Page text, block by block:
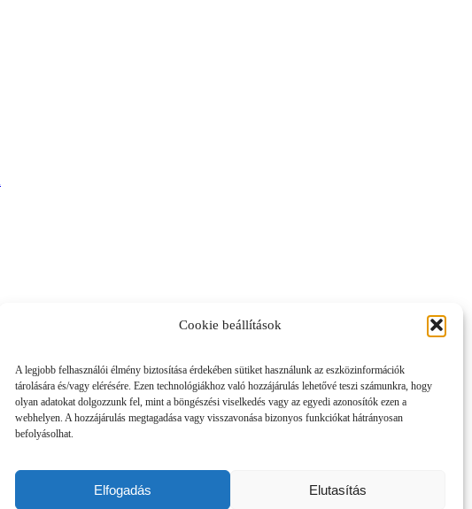
Cookie beállítások
A legjobb felhasználói élmény biztosítása érdekében sütiket használunk az eszközinformációk
tárolására és/vagy elérésére. Ezen technológiákhoz való hozzájárulás lehetővé teszi számunkra, hogy
olyan adatokat dolgozzunk fel, mint a böngészési viselkedés vagy az egyedi azonosítók ezen a
webhelyen. A hozzájárulás megtagadása vagy visszavonása bizonyos funkciókat hátrányosan
befolyásolhat.
Elfogadás Elutasítás